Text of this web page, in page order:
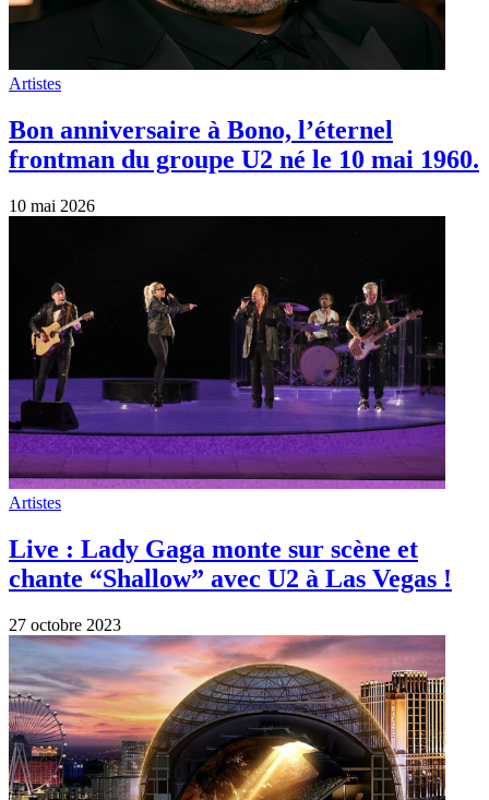
Artistes
Bon anniversaire à Bono, l’éternel
frontman du groupe U2 né le 10 mai 1960.
10 mai 2026
Artistes
Live : Lady Gaga monte sur scène et
chante “Shallow” avec U2 à Las Vegas !
27 octobre 2023